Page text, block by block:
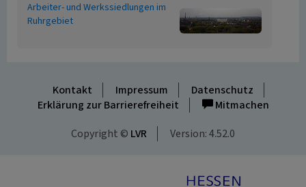
Arbeiter- und Werkssiedlungen im
Ruhrgebiet
Kontakt Impressum
Datenschutz
Erklärung zur Barrierefreiheit
Mitmachen
Copyright © LVR Version: 4.52.0